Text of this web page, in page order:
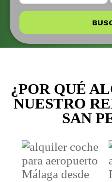
¿POR QUÉ
NUESTRO
SAN